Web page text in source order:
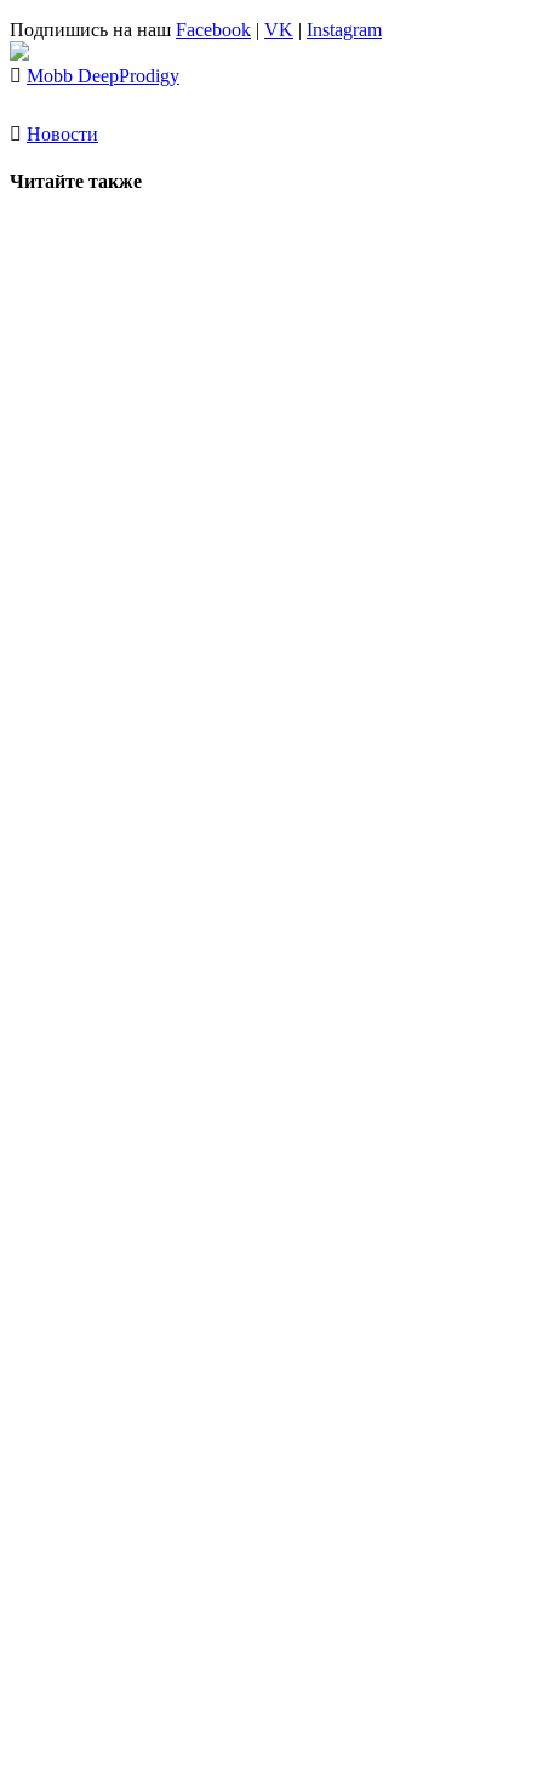
Подпишись на наш Facebook | VK | Instagram
Mobb DeepProdigy
Новости
Читайте также